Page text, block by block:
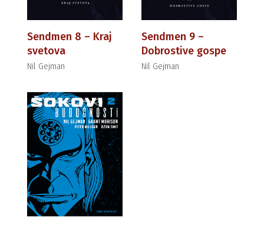
Sendmen 8 – Kraj
svetova
Nil Gejman
Sendmen 9 –
Dobrostive gospe
Nil Gejman